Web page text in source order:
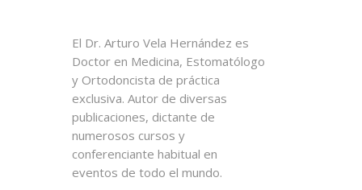
El Dr. Arturo Vela Hernández es
Doctor en Medicina, Estomatólogo
y Ortodoncista de práctica
exclusiva. Autor de diversas
publicaciones, dictante de
numerosos cursos y
conferenciante habitual en
eventos de todo el mundo.